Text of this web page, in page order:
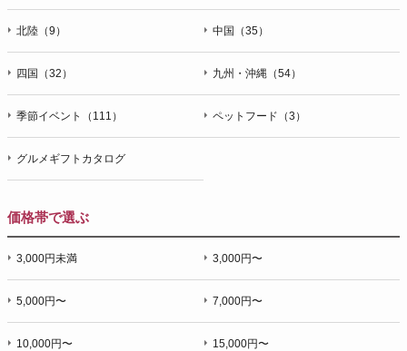
北陸（9） 中国（35）
四国（32） 九州・沖縄（54）
季節イベント（111） ペットフード（3）
グルメギフトカタログ
価格帯で選ぶ
3,000円未満 3,000円〜
5,000円〜 7,000円〜
10,000円〜 15,000円〜